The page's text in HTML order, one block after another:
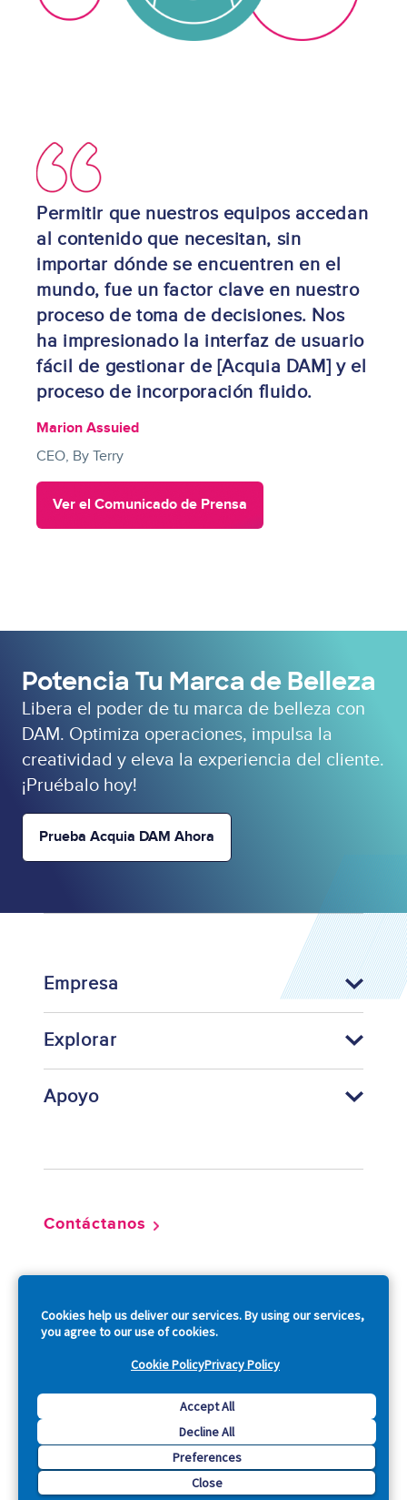
Cookies help us deliver our services. By using our services,
you agree to our use of cookies.
Cookie PolicyPrivacy Policy
Accept All
Decline All
Preferences
Close
Image
Permitir que nuestros equipos accedan
al contenido que necesitan, sin
importar dónde se encuentren en el
mundo, fue un factor clave en nuestro
proceso de toma de decisiones. Nos
ha impresionado la interfaz de usuario
fácil de gestionar de [Acquia DAM] y el
proceso de incorporación fluido.
Marion Assuied
CEO, By Terry
Ver el Comunicado de Prensa
Potencia Tu Marca de Belleza
Libera el poder de tu marca de belleza con
DAM. Optimiza operaciones, impulsa la
creatividad y eleva la experiencia del cliente.
¡Pruébalo hoy!
Prueba Acquia DAM Ahora
Empresa
Explorar
Apoyo
Contáctanos
Copyright © 2026 Acquia, Inc. All Rights Reserved.
Drupal is a registered trademark of Dries Buytaert.